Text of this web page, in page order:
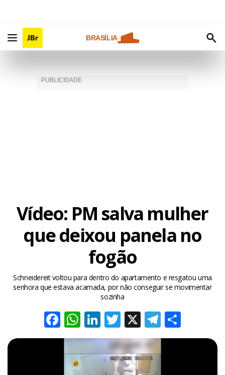
BRASÍLIA
Vídeo: PM salva mulher
que deixou panela no
fogão
Schneidereit voltou para dentro do apartamento e resgatou uma
senhora que estava acamada, por não conseguir se movimentar
sozinha
Facebook
WhatsApp
LinkedIn
Twitter
X